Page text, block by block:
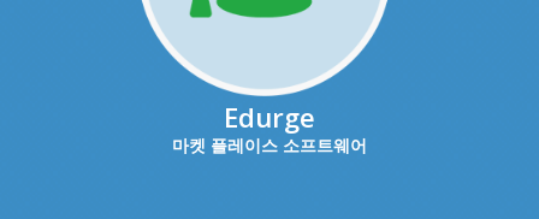
Edurge
마켓 플레이스 소프트웨어